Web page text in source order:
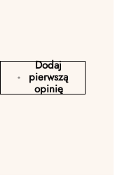
Dodaj
pierwszą
opinię